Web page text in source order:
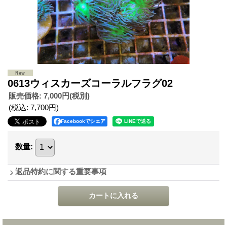
0613ウィスカーズコーラルフラグ02
販売価格: 7,000円(税別)
(税込: 7,700円)
Facebookでシェア
数量:
返品特約に関する重要事項